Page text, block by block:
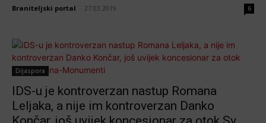
Braniteljski portal 27.03.2019 6
Dijaspora
IDS-u je kontroverzan nastup Romana
Leljaka, a nije im kontroverzan Danko